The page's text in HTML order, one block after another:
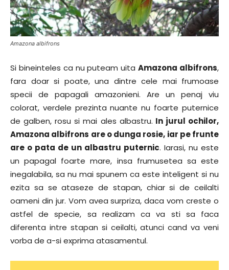
Amazona albifrons
Si bineinteles ca nu puteam uitaAmazona albifrons,
fara doar si poate, una dintre cele mai frumoase
specii de papagali amazonieni. Are un penaj viu
colorat, verdele prezinta nuante nu foarte puternice
de galben, rosu si mai ales albastru. In jurul ochilor,
Amazona albifrons are o dunga rosie, iar pe frunte
are o pata de un albastru puternic. Iarasi, nu este
un papagal foarte mare, insa frumusetea sa este
inegalabila, sa nu mai spunem ca este inteligent si nu
ezita sa se ataseze de stapan, chiar si de ceilalti
oameni din jur. Vom avea surpriza, daca vom creste o
astfel de specie, sa realizam ca va sti sa faca
diferenta intre stapan si ceilalti, atunci cand va veni
vorba de a-si exprima atasamentul.